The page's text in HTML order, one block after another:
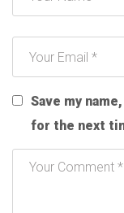
Save my
for the next